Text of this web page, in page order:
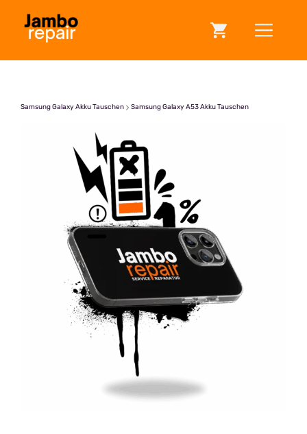
Inhalt
Samsung Galaxy Akku Tauschen Samsung Galaxy A53 Akku Tauschen